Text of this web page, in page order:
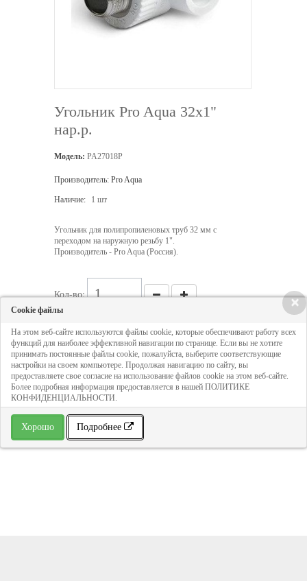
Угольник Pro Aqua 32х1"
нар.р.
Модель: PA27018P
Производитель: Pro Aqua
Наличие: 1 шт
Угольник для полипропиленовых труб 32 мм с
переходом на наружную резьбу 1".
Производитель - Pro Aqua (Россия).
Кол-во:
352 руб
ДОБАВИТЬ В КОРЗИНУ
» В избранное
×
Cookie файлы
На этом веб-сайте используются файлы cookie, которые обеспечивают работу всех
функций для наиболее эффективной навигации по странице. Если вы не хотите
принимать постоянные файлы cookie, пожалуйста, выберите соответствующие
настройки на своем компьютере. Продолжая навигацию по сайту, вы
предоставляете свое согласие на использование файлов cookie на этом веб-сайте.
Более подробная информация предоставляется в нашей ПОЛИТИКЕ
КОНФИДЕНЦИАЛЬНОСТИ.
Хорошо Подробнее